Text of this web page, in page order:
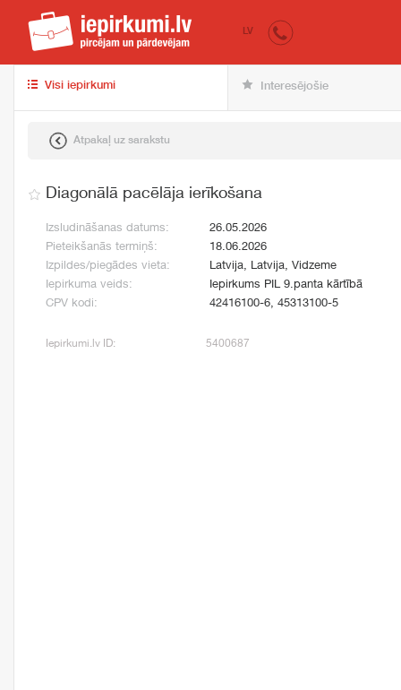
iepirkumi.lv
LV
Visi iepirkumi Interesējošie
Atpakaļ uz sarakstu
Diagonālā pacēlāja ierīkošana
Izsludināšanas datums:
26.05.2026
Pieteikšanās termiņš:
18.06.2026
Izpildes/piegādes vieta:
Latvija, Latvija, Vidzeme
Iepirkuma veids:
Iepirkums PIL 9.panta kārtībā
CPV kodi:
42416100-6, 45313100-5
Iepirkumi.lv ID: 5400687